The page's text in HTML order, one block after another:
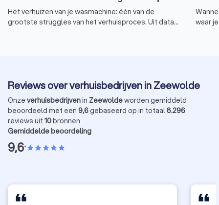
Het verhuizen van je wasmachine: één van de
grootste struggles van het verhuisproces. Uit data
binnen) tillen. Maar hoe doe je dat met een zwaar en
technisch huis accessoire, zoals een wasmachine?
We geven je 3 gouden tips!
waar
Reviews over verhuisbedrijven in Zeewolde
Onze verhuisbedrijvenin Zeewoldeworden gemiddeld
beoordeeld met een 9,6gebaseerd op in totaal8.296
reviews uit 10bronnen
Gemiddelde beoordeling
9,6•starstarstarstarstar